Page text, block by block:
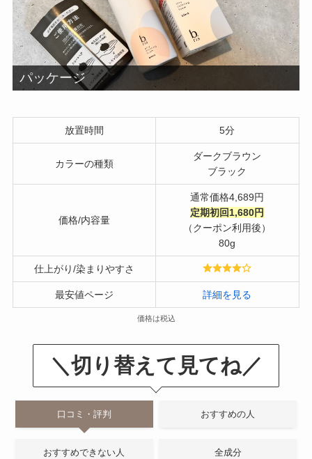
パッケージ
放置時間 5分
カラーの種類
ダークブラウン
ブラック
価格/内容量
通常価格4,689円
定期初回1,680円
（クーポン利用後）
80g
仕上がり/染まりやすさ
最安値ページ 詳細を見る
価格は税込
＼切り替えて見てね／
口コミ・評判 おすすめの人
おすすめできない人 全成分